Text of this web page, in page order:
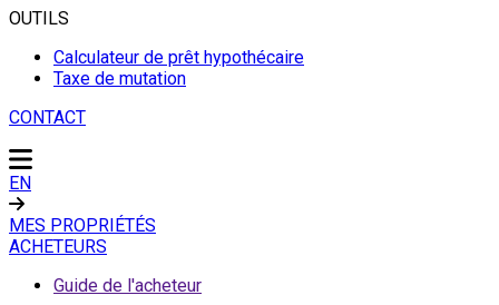
OUTILS
Calculateur de prêt hypothécaire
Taxe de mutation
CONTACT
EN
MES PROPRIÉTÉS
ACHETEURS
Guide de l'acheteur